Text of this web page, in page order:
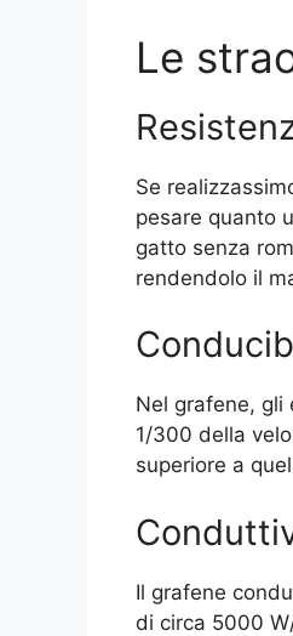
Le
Se
pesare quanto
gatto senza
rendendolo il
Nel grafene, gli
1/300 della
superiore a
Il grafene
di circa 5000